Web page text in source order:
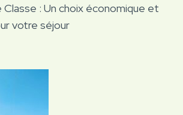
: Un choix économique et
votre séjour